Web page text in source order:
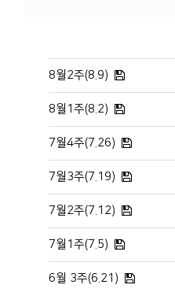
8월2주(8.9)
8월1주(8.2)
7월4주(7.26)
7월3주(7.19)
7월2주(7.12)
7월1주(7.5)
6월 3주(6.21)